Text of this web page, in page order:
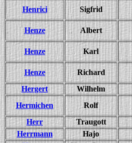
Henrici
Sigfrid
Henze
Albert
Henze Karl
Henze Richard
Hergert
Wilhelm
Hermichen
Rolf
Herr
Traugott
Herrmann
Hajo